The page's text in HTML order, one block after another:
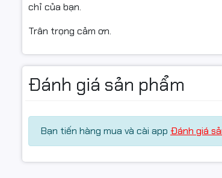
chỉ của bạn.
Trân trọng cảm ơn.
Đánh giá sản phẩm
Bạn tiến hàng mua và cài app Đánh giá